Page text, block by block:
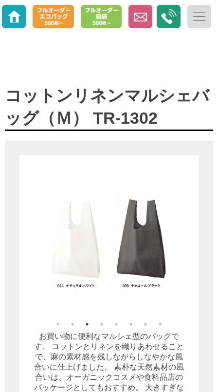
コットンリネンマルシェバ
ッグ（Ｍ） TR-1302
お買い物に便利なマルシェ型のバッグで
す。 コットンとリネンを織りあわせること
で、麻の素材感を残しながらしなやかな風
合いに仕上げました。 素朴な天然素材の風
合いは、オーガニックコスメや食料品店の
パッケージとしてもおすすめ。 大きすぎな